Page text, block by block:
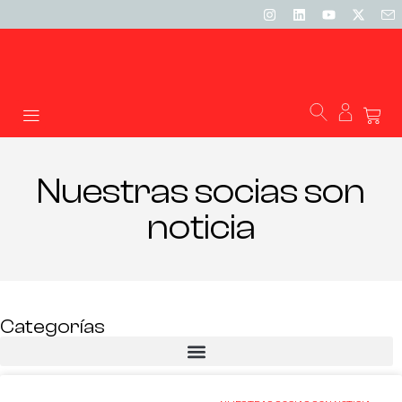
Nuestras socias son
noticia
Categorías